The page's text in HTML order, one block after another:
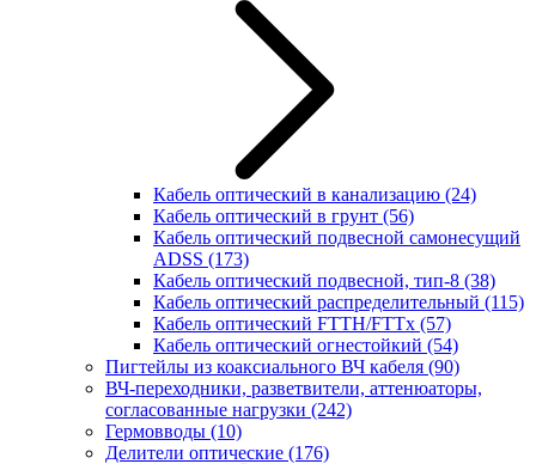
Кабель оптический в канализацию (24)
Кабель оптический в грунт (56)
Кабель оптический подвесной самонесущий
ADSS (173)
Кабель оптический подвесной, тип-8 (38)
Кабель оптический распределительный (115)
Кабель оптический FTTH/FTTx (57)
Кабель оптический огнестойкий (54)
Пигтейлы из коаксиального ВЧ кабеля (90)
ВЧ-переходники, разветвители, аттенюаторы,
согласованные нагрузки (242)
Гермовводы (10)
Делители оптические (176)